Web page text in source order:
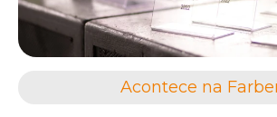
Acontece na